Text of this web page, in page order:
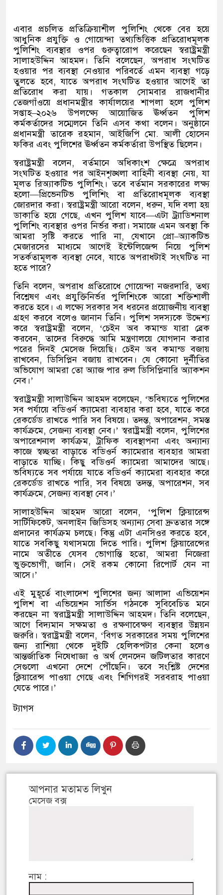
এবার প্রচলিত প্রতিক্রিয়াশীল পুলিশিং থেকে বের হয়ে
আধুনিক প্রযুক্তি ও গোয়েন্দা তথ্যভিত্তিক প্রতিরোধমূলক
পুলিশিং ব্যবস্থার ওপর গুরুত্বারোপ করেছেন স্বরাষ্ট্রমন্ত্রী
সালাহউদ্দিন আহমদ। তিনি বলেছেন,অপরাধ সংঘটিত
হওয়ার পর ব্যবস্থা নেওয়ার পরিবর্তে এমন ব্যবস্থা গড়ে
তুলতে হবে,যাতে অপরাধ সংঘটিত হওয়ার আগেই তা
প্রতিরোধ করা যায়। গতকাল সোমবার রাজধানীর
তেজগাঁওয়ে প্রধানমন্ত্রীর কার্যালয়ের শাপলা হলে পুলিশ
সপ্তাহ–২০২৬ উপলক্ষ্যে আয়োজিত ঊর্ধ্বতন পুলিশ
কর্মকর্তাদের সম্মেলনে তিনি এসব কথা বলেন। অনুষ্ঠানে
প্রধানমন্ত্রী তারেক রহমান,আইজিপি মো.আলী হোসেন
ফকির এবং পুলিশের ঊর্ধ্বতন কর্মকর্তারা উপস্থিত ছিলেন।
স্বরাষ্ট্রমন্ত্রী বলেন,বর্তমানে অধিকাংশ ক্ষেত্রে অপরাধ
সংঘটিত হওয়ার পর আইনশৃঙ্খলা বাহিনী ব্যবস্থা নেয়,যা
মূলত রিঅ্যাকটিভ পুলিশিং। তবে বর্তমান সরকারের লক্ষ্য
হলো—প্রিভেনটিভ পুলিশিং বা প্রতিরোধমূলক ব্যবস্থা
জোরদার করা। স্বরাষ্ট্রমন্ত্রী আরো বলেন, ধরুন,যদি বলা হয়
ডাকাতি হয়ে গেছে, এখন পুলিশ যাবে—এটা ট্র্যাডিশনাল
পুলিশিং ব্যবস্থার ওপর নির্ভর করা। সমাজে এমন অবস্থা কি
আমরা সৃষ্টি করতে পারি না, যেখানে প্রো–অ্যাকটিভ
মেজারসের মাধ্যমে আগেই ইন্টেলিজেন্স নিয়ে পুলিশ
সতর্কতামূলক ব্যবস্থা নেবে,যাতে অপরাধটাই সংঘটিত না
হতে পারে?
তিনি বলেন,অপরাধ প্রতিরোধে গোয়েন্দা নজরদারি,তথ্য
বিশ্লেষণ এবং প্রযুক্তিনির্ভর পুলিশিংকে আরো শক্তিশালী
করতে হবে। এ লক্ষ্যে সরকার সব ধরনের প্রয়োজনীয় ব্যবস্থা
গ্রহণ করবে বলেও জানান তিনি। পুলিশ সদস্যকে উদ্দেশ্য
করে স্বরাষ্ট্রমন্ত্রী বলেন, ‘চেইন অব কমান্ড যারা ব্রেক
করবেন,তাদের বিরুদ্ধে আমি মন্ত্রণালয়ে যোগদান করার
পরের দিনই মেসেজ দিয়েছি। চেইন অব কমান্ড বজায়
রাখবেন,ডিসিপ্লিন বজায় রাখবেন। যে কোনো দুর্নীতির
অভিযোগ আমরা তো অ্যাজ পার রুল ডিসিপ্লিনারি অ্যাকশন
নেব।’
স্বরাষ্ট্রমন্ত্রী সালাউদ্দিন আহমদ বলেছেন, ‘ভবিষ্যতে পুলিশের
সব পর্যায়ে বডিওর্ন ক্যামেরা ব্যবহার করা হবে,যাতে করে
রেকর্ডেড রাখতে পারি সব বিষয়ে। তদন্ত,অপারেশন,সমস্ত
কার্যক্রমে, সেজন্য ব্যবস্থা নেব।’স্বরাষ্ট্রমন্ত্রী বলেন, পুলিশের
অপারেশনাল কার্যক্রম,ট্রাফিক ব্যবস্থাপনা এবং অন্যান্য
কাজে স্বচ্ছতা বাড়াতে বডিওর্ন ক্যামেরার ব্যবহার আমরা
বাড়াতে যাচ্ছি। কিছু বডিওর্ন ক্যামেরা আমাদের আছে।
ভবিষ্যতে সব পর্যায়ে যাতে বডিওর্ন ক্যামেরা ব্যবহার করে
রেকর্ডেড রাখতে পারি,সব বিষয়ে তদন্ত,অপারেশন,সব
কার্যক্রমে, সেজন্য ব্যবস্থা নেব।’
সালাহউদ্দিন আহমদ আরো বলেন, ‘পুলিশ ক্লিয়ারেন্স
সার্টিফিকেট,অনলাইন জিডিসহ অন্যান্য সেবা দ্রুততার সঙ্গে
প্রদানের কার্যক্রম চলছে। কিন্তু এটা এনসিওর করতে হবে,
যাতে সবকিছু যথাসময়ে দিতে পারি। পুলিশ ক্লিয়ারেন্সের
নামে অতীতে যেসব ভোগান্তি হতো,আমরা নিজেরা
ভুক্তভোগী,জানি। সেই রকম কোনো রিপোর্ট যেন না
আসে।’
এই মুহূর্তে বাংলাদেশ পুলিশের জন্য আলাদা এভিয়েশন
পুলিশ বা এভিয়েশন সার্ভিস গঠনকে সুবিবেচিত মনে
করছেন না স্বরাষ্ট্রমন্ত্রী সালাউদ্দিন আহমদ। তিনি বলেছেন,
আগে বিদ্যমান সক্ষমতা ও রক্ষণাবেক্ষণ ব্যবস্থার উন্নয়ন
জরুরি। স্বরাষ্ট্রমন্ত্রী বলেন, ‘বিগত সরকারের সময় পুলিশের
জন্য রাশিয়া থেকে দুইটি হেলিকপটার কেনা হলেও
আন্তর্জাতিক নিষেধাজ্ঞা ও অর্থ লেনদেন জটিলতার কারণে
সেগুলো এখনো দেশে পৌঁছেনি। তবে সংশ্লিষ্ট দেশের
ক্লিয়ারেন্স পাওয়া গেছে এবং শিগিগরই সরবরাহ পাওয়া
যেতে পারে।’
ট্যাগস
আপনার মতামত লিখুন
মেসেজ বক্স
নাম :